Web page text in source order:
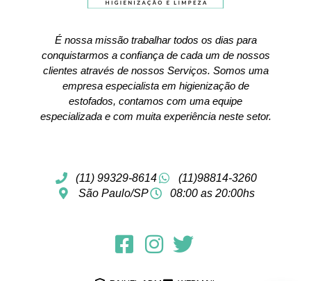
É nossa missão trabalhar todos os dias para
conquistarmos a confiança de cada um de nossos
clientes através de nossos Serviços. Somos uma
empresa especialista em higienização de
estofados, contamos com uma equipe
especializada e com muita experiência neste setor.
(11) 99329-8614
(11)98814-3260
São Paulo/SP
08:00 as 20:00hs